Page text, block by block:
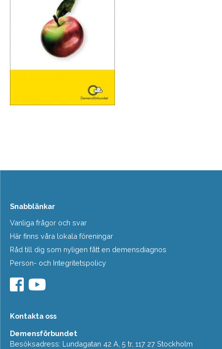
Snabblänkar
Vanliga frågor och svar
Här finns våra lokala föreningar
Råd till dig som nyligen fått en demensdiagnos
Person- och Integritetspolicy
Kontakta oss
Demensförbundet
Besöksadress: Lundagatan 42 A, 5 tr, 117 27 Stockholm